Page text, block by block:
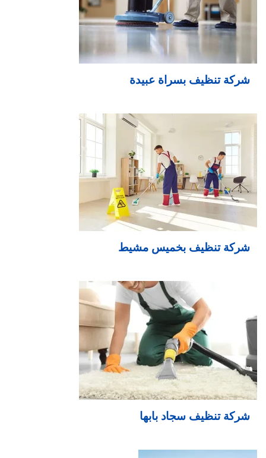
شركة تنظيف بسراة عبيدة
شركة تنظيف بخميس مشيط
شركة تنظيف سجاد بابها